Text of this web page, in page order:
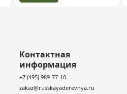
Контактная
информация
+7 (495) 989-77-10
zakaz@russkayaderevnya.ru